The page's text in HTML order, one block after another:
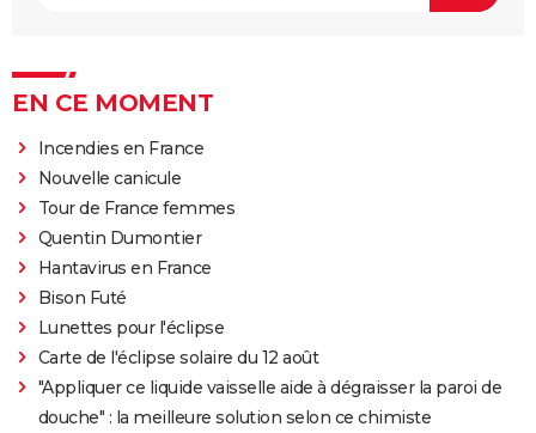
EN CE MOMENT
Incendies en France
Nouvelle canicule
Tour de France femmes
Quentin Dumontier
Hantavirus en France
Bison Futé
Lunettes pour l'éclipse
Carte de l'éclipse solaire du 12 août
"Appliquer ce liquide vaisselle aide à dégraisser la paroi de
douche" : la meilleure solution selon ce chimiste